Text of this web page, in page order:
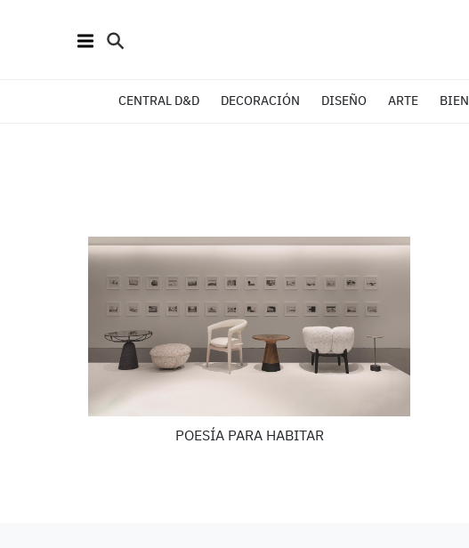
CENTRAL D&D DECORACIÓN DISEÑO ARTE
POESÍA PARA HABITAR